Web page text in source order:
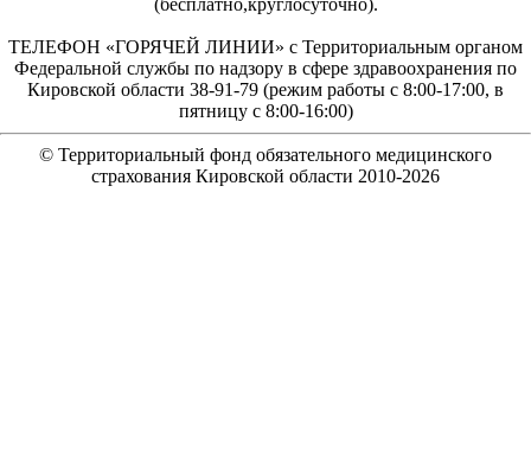
ТЕЛЕФОН «ГОРЯЧЕЙ ЛИНИИ» с Территориальным органом
Федеральной службы по надзору в сфере здравоохранения по
Кировской области 38-91-79 (режим работы с 8:00-17:00, в
пятницу с 8:00-16:00)
© Территориальный фонд обязательного медицинского
страхования Кировской области 2010-2026